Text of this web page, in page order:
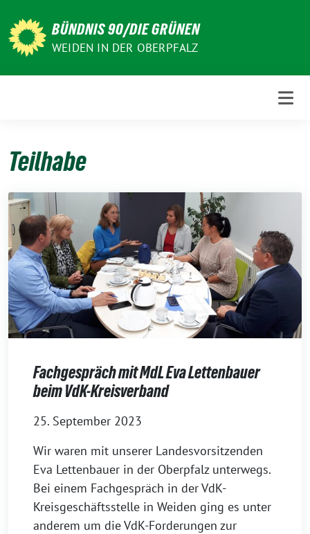
zum
Inhalt
BÜNDNIS 90/DIE GRÜNEN
WEIDEN IN DER OBERPFALZ
Teilhabe
Fachgespräch mit MdL Eva Lettenbauer
beim VdK-Kreisverband
25. September 2023
Wir waren mit unserer Landesvorsitzenden
Eva Lettenbauer in der Oberpfalz unterwegs.
Bei einem Fachgespräch in der VdK-
Kreisgeschäftsstelle in Weiden ging es unter
anderem um die VdK-Forderungen zur